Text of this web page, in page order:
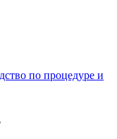
по процедуре и